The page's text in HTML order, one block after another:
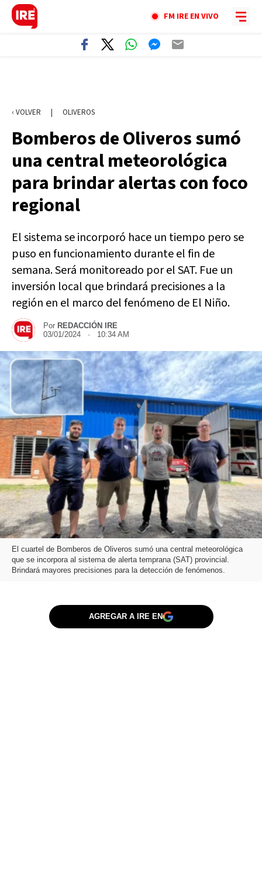
FM IRE EN VIVO
‹ VOLVER | OLIVEROS
Bomberos de Oliveros sumó
una central meteorológica
para brindar alertas con foco
regional
El sistema se incorporó hace un tiempo pero se
puso en funcionamiento durante el fin de
semana. Será monitoreado por el SAT. Fue un
inversión local que brindará precisiones a la
región en el marco del fenómeno de El Niño.
Por REDACCIÓN IRE
03/01/2024 · 10:34 AM
El cuartel de Bomberos de Oliveros sumó una central meteorológica
que se incorpora al sistema de alerta temprana (SAT) provincial.
Brindará mayores precisiones para la detección de fenómenos.
AGREGAR A IRE EN